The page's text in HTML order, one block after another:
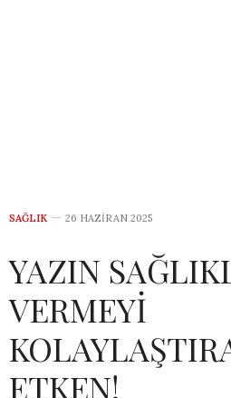
SAĞLIK 26 HAZIRAN 2025
YAZIN
VERMEYİ
ETKEN!